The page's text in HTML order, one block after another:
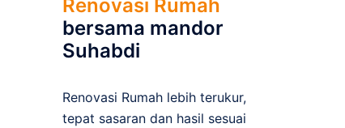
Renovasi Rumah
bersama mandor
Suhabdi
Renovasi Rumah lebih terukur,
tepat sasaran dan hasil sesuai